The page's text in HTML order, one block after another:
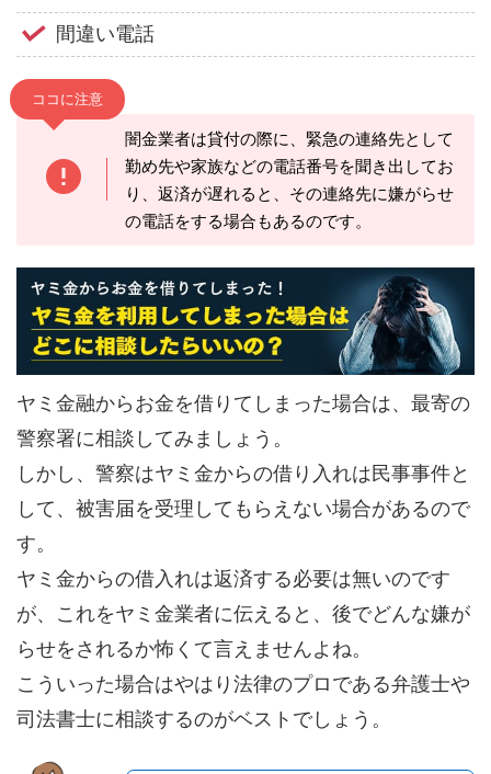
間違い電話
ココに注意
闇金業者は貸付の際に、緊急の連絡先として
勤め先や家族などの電話番号を聞き出してお
り、返済が遅れると、その連絡先に嫌がらせ
の電話をする場合もあるのです。
ヤミ金融からお金を借りてしまった場合は、最寄の
警察署に相談してみましょう。
しかし、警察はヤミ金からの借り入れは民事事件と
して、被害届を受理してもらえない場合があるので
す。
ヤミ金からの借入れは返済する必要は無いのです
が、これをヤミ金業者に伝えると、後でどんな嫌が
らせをされるか怖くて言えませんよね。
こういった場合はやはり法律のプロである弁護士や
司法書士に相談するのがベストでしょう。